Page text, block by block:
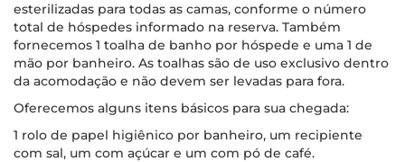
esterilizadas para todas as camas, conforme o número
total de hóspedes informado na reserva. Também
fornecemos 1 toalha de banho por hóspede e uma 1 de
mão por banheiro. As toalhas são de uso exclusivo dentro
da acomodação e não devem ser levadas para fora.
Oferecemos alguns itens básicos para sua chegada:
1 rolo de papel higiênico por banheiro, um recipiente
com sal, um com açúcar e um com pó de café.